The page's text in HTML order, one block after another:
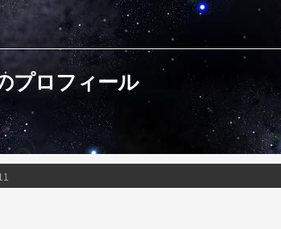
プロフィール